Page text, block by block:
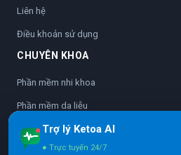
Liên hệ
Điều khoản sử dụng
CHUYÊN KHOA
Phần mềm nhi khoa
Phần mềm da liễu
Phần mềm nhãn khoa
Phần mềm sản phụ khoa
Trợ lý Ketoa AI
● Trực tuyến 24/7